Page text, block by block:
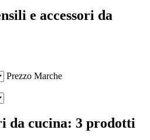
e accessori da
Prezzo Marche
da cucina: 3 prodotti